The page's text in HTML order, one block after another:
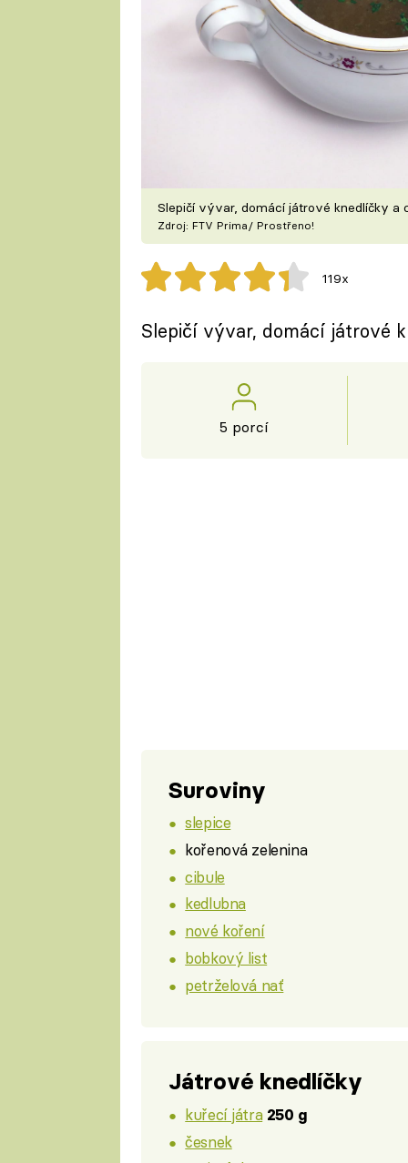
Slepičí vývar, domácí játrové knedlíčky a
Zdroj: FTV Prima/ Prostřeno!
119x
Slepičí vývar, domácí játrové
5 porcí
Suroviny
slepice
kořenová zelenina
cibule
kedlubna
nové koření
bobkový list
petrželová nať
Játrové knedlíčky
kuřecí játra 250 g
česnek